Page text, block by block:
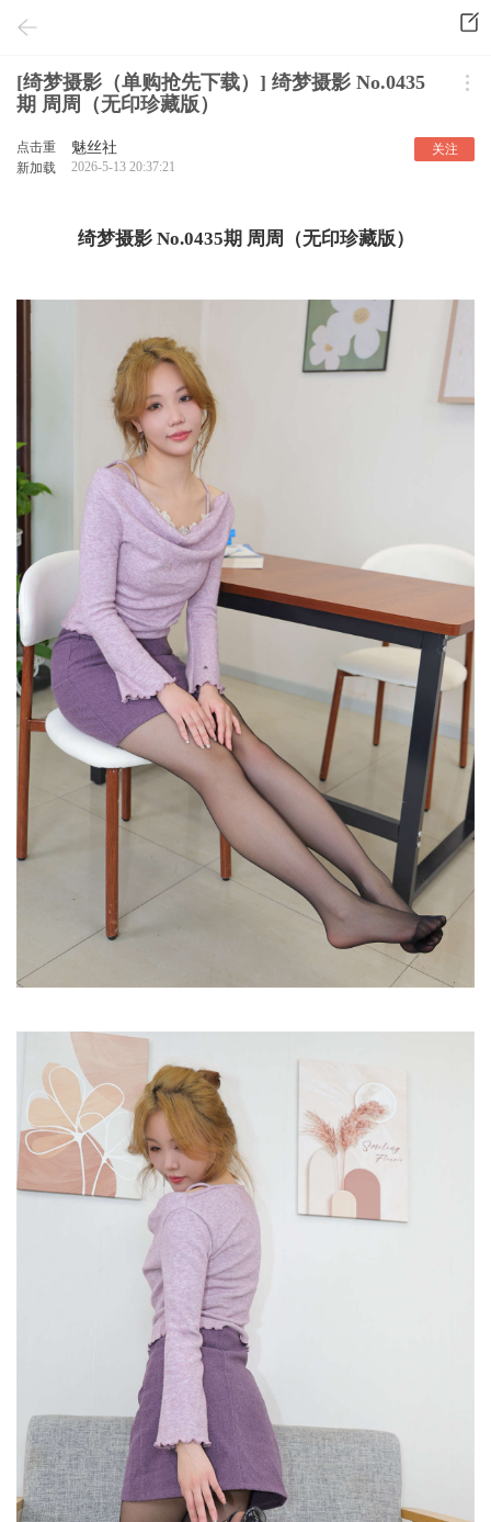
[绮梦摄影（单购抢先下载）] 绮梦摄影 No.0435
期 周周（无印珍藏版）
点击重
新加载
魅丝社
2026-5-13 20:37:21
关注
绮梦摄影 No.0435期 周周（无印珍藏版）